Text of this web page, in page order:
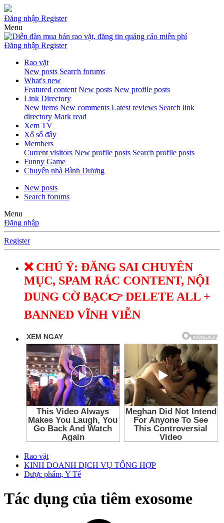
Đăng nhập Register
Menu
Đăng nhập Register
Rao vặt
New posts Search forums
What's new
Featured content New posts New profile posts
Link Directory
New items New comments Latest reviews Search link
directory Mark read
Xem TV
Xổ số đây
Members
Current visitors New profile posts Search profile posts
Funny Game
Chuyển nhà Bình Dương
New posts
Search forums
Menu
Đăng nhập
Register
❌ CHÚ Ý: ĐĂNG SAI CHUYÊN
MỤC, SPAM RÁC CONTENT, NỘI
DUNG CỜ BẠC👉 DELETE ALL +
BANNED VĨNH VIỄN
Rao vặt
KINH DOANH DỊCH VỤ TỔNG HỢP
Dược phẩm, Y Tế
Tác dụng của tiêm exosome